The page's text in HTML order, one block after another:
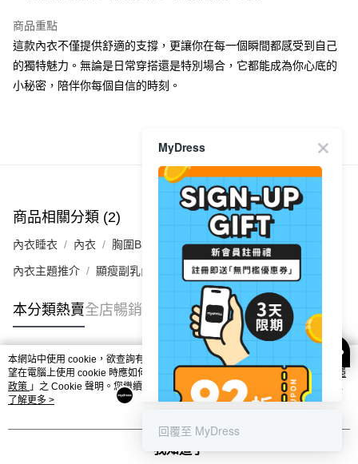
送貨方式
付款後順豐自助櫃
每筆HK$40.00，滿HK$350.00或以上免運費
付款後順豐站及營業點
每筆HK$40.00，滿HK$350.00或以上免運費
每筆HK$40.00，滿HK$350.00或以上免運費
順豐速遞 / 菜鳥
每筆HK$40.00，滿HK$350.00或以上免運費
其他國家/地區配送 (運費只供參考，下單後客服會再聯絡酌
收實際運費)
商品重點
這款內衣不僅提供舒適的支撐，更讓你在每一個瞬間都感受到自己
的獨特魅力。無論是日常穿搭還是特別場合，它都能成為你心底的
小秘密，陪伴你每個自信的時刻。
商品推薦
商品相關分類 (2)
內衣睡衣 內衣 胸圍Bra
內衣主題推介 顯瘦副乳內衣│視覺即瘦5kg 🪄
本分類熱賣全店暢銷排行
熱門標籤
熱銷排行 最新商品 人氣推薦
本網站中使用 cookie，欲查詢有關本網站使用 cookie 方式之詳情，及若您不希
望在電腦上使用 cookie 時應如何變更電腦的 cookie 設定，請參閱本網站「
私隱
政策 」之 Cookie 聲明。您繼續使用本網站即表示您同意本公司得按本網站使用
條款之 Cookie 聲明使用 cookie。
了解更多 >
我知道了
MyDress
回覆至 MyDress